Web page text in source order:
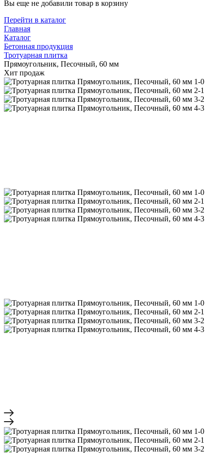
Вы еще не добавили товар в корзину
Перейти в каталог
Главная
Каталог
Бетонная продукция
Тротуарная плитка
Прямоугольник, Песочный, 60 мм
Хит продаж